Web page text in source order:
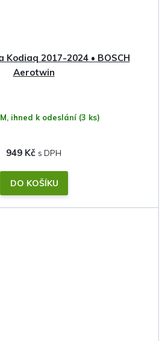
Kodiaq 2017-2024 • BOSCH
Aerotwin
ihned k odeslání (3 ks)
949 Kč
DO KOŠÍKU